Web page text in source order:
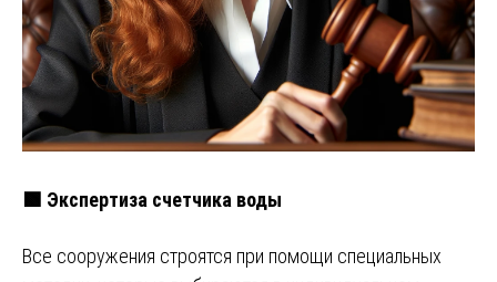
🟩 Экспертиза счетчика воды
Все сооружения строятся при помощи специальных